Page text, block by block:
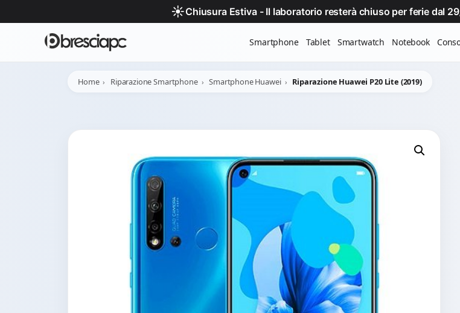
☀️Chiusura Estiva - Il laboratorio resterà chiuso per ferie dal
Smartphone Tablet Smartwatch Notebook
Home Riparazione Smartphone Smartphone Huawei Riparazione Huawei P20 Lite (2019)